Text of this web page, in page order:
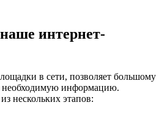
интернет-
в сети, позволяет большому
необходимую информацию.
нескольких этапов: